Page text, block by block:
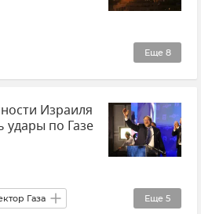
Еще 8
Палестина
Ближний Восток
Израиля
удары по Газе
Еще 5
Газа